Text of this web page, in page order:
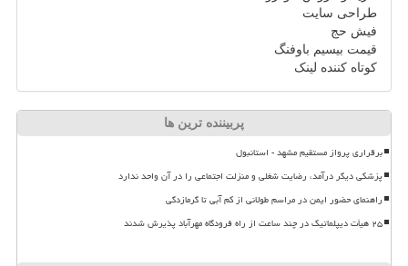
طراحی سایت
فیش حج
قیمت بیسیم باوفنگ
کوتاه کننده لینک
پربیننده ترین ها
برقراری پرواز مستقیم مشهد - استانبول
پزشکی دیگر درآمد، رضایت شغلی و منزلت اجتماعی را در آن واحد ندارد
راهنمای حضور ایمن در مراسم طولانی از کم آبی تا گرمازدگی
۲۵ هیأت دیپلماتیک در چند ساعت از راه فرودگاه مهرآباد پذیرش شدند